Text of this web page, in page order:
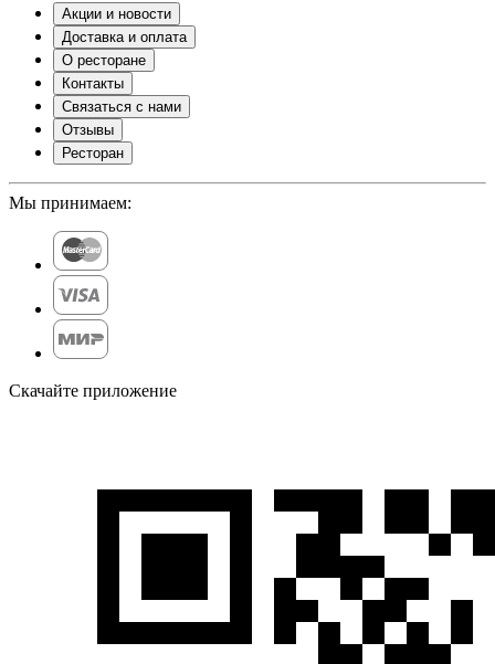
Акции и новости
Доставка и оплата
О ресторане
Контакты
Связаться с нами
Отзывы
Ресторан
Мы принимаем:
Скачайте приложение